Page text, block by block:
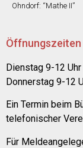
Ohndorf: “Mathe II”
Öffnungszeiten
Dienstag 9-12 Uhr
Donnerstag 9-12
Ein Termin beim
telefonischer
Für